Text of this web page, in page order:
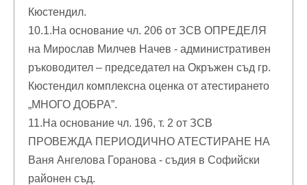
Кюстендил.
10.1.На основание чл. 206 от ЗСВ ОПРЕДЕЛЯ
на Мирослав Милчев Начев - административен
ръководител – председател на Окръжен съд гр.
Кюстендил комплексна оценка от атестирането
„МНОГО ДОБРА”.
11.На основание чл. 196, т. 2 от ЗСВ
ПРОВЕЖДА ПЕРИОДИЧНО АТЕСТИРАНЕ НА
Ваня Ангелова Горанова - съдия в Софийски
районен съд.